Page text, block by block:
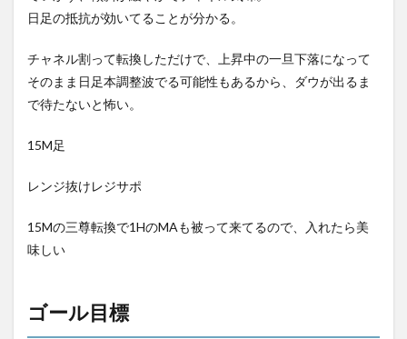
日足の抵抗が効いてることが分かる。
チャネル割って転換しただけで、上昇中の一旦下落になって
そのまま日足本調整波でる可能性もあるから、ダウが出るま
で待たないと怖い。
15M足
レンジ抜けレジサポ
15Mの三尊転換で1HのMAも被って来てるので、入れたら美
味しい
ゴール目標